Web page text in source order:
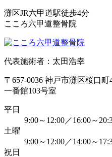
灘区JR六甲道駅徒歩4分
こころ六甲道整骨院
代表施術者：太田浩幸
〒657-0036 神戸市灘区桜口
一番館103号室
平日
9:00～12:00／16:00～
土曜
9:00～12:00／14:00～
祝日